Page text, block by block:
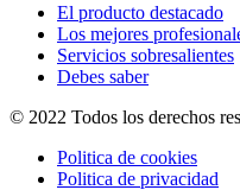
El producto destacado
Los mejores
Servicios sobresalientes
Debes saber
© 2022 Todos los derechos
Politica de cookies
Politica de privacidad